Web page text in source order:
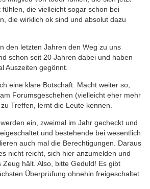
die vielleicht sogar schon bei
die wirklich ok sind und absolut dazu
den letzten Jahren den Weg zu uns
schon seit 20 Jahren dabei und haben
Auszeiten gegönnt.
eine klare Botschaft: Macht weiter so,
Forumsgeschehen (vielleicht eher mehr
Treffen, lernt die Leute kennen.
ein, zweimal im Jahr gecheckt und
und bestehende bei wesentlich
auch mal die Berechtigungen. Daraus
nicht reicht, sich hier anzumelden und
Zeug hält. Also, bitte Geduld! Es gibt
Überprüfung ohnehin freigeschaltet